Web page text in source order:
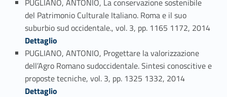
PUGLIANO, ANTONIO, La conservazione sostenibile
del Patrimonio Culturale Italiano. Roma e il suo
suburbio sud occidentale., vol. 3, pp. 1165 1172, 2014
Dettaglio
PUGLIANO, ANTONIO, Progettare la valorizzazione
dell’Agro Romano sudoccidentale. Sintesi conoscitive e
proposte tecniche, vol. 3, pp. 1325 1332, 2014
Dettaglio